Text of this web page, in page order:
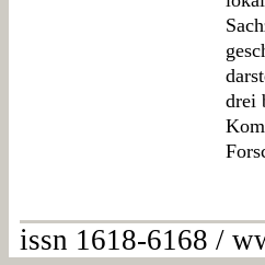
drei
issn 1618-6168 /